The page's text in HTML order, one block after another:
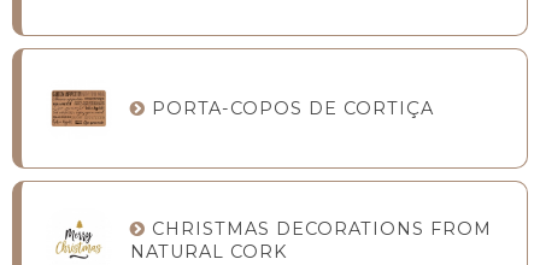
PORTA-COPOS DE CORTIÇA
CHRISTMAS DECORATIONS FROM
NATURAL CORK